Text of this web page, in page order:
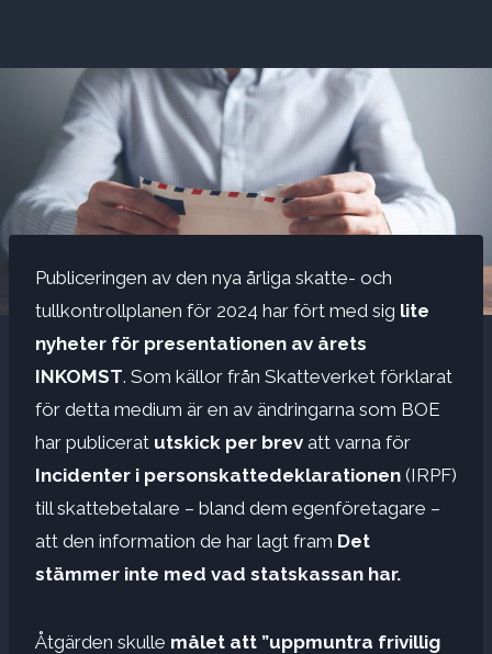
Publiceringen av den nya årliga skatte- och
tullkontrollplanen för 2024 har fört med sig lite
nyheter för presentationen av årets
INKOMST. Som källor från Skatteverket förklarat
för detta medium är en av ändringarna som BOE
har publicerat utskick per brev att varna för
Incidenter i personskattedeklarationen (IRPF)
till skattebetalare – bland dem egenföretagare –
att den information de har lagt fram Det
stämmer inte med vad statskassan har.
Åtgärden skulle målet att ”uppmuntra frivillig